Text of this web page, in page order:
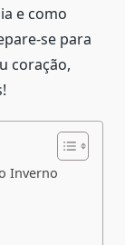
e como
se para
coração,
Inverno